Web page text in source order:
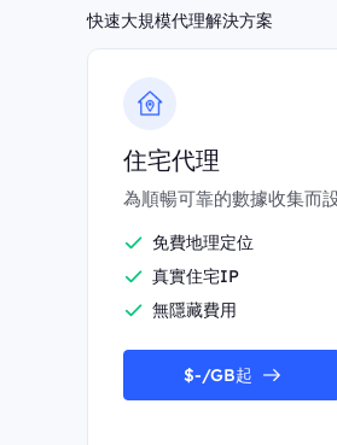
快速大規模代理解決方案
住宅代理
為順暢可靠的數據收集而
免費地理定位
真實住宅IP
無隱藏費用
$-/GB起